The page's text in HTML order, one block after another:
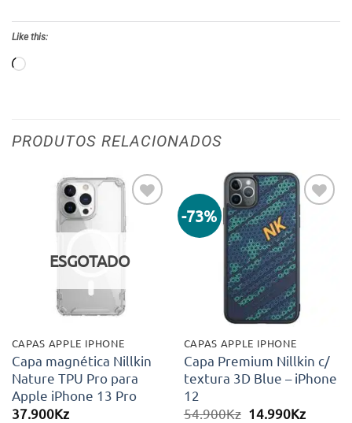
Like this:
Loading…
PRODUTOS RELACIONADOS
Adicionar
aos meus
ESGOTADO
CAPAS APPLE IPHONE
Capa magnética Nillkin
Nature TPU Pro para
Apple iPhone 13 Pro
37.900Kz
-73%
Adicionar
aos meus
desejos
CAPAS APPLE IPHONE
Capa Premium Nillkin c/
textura 3D Blue – iPhone
12
54.900Kz O
14.990KzO